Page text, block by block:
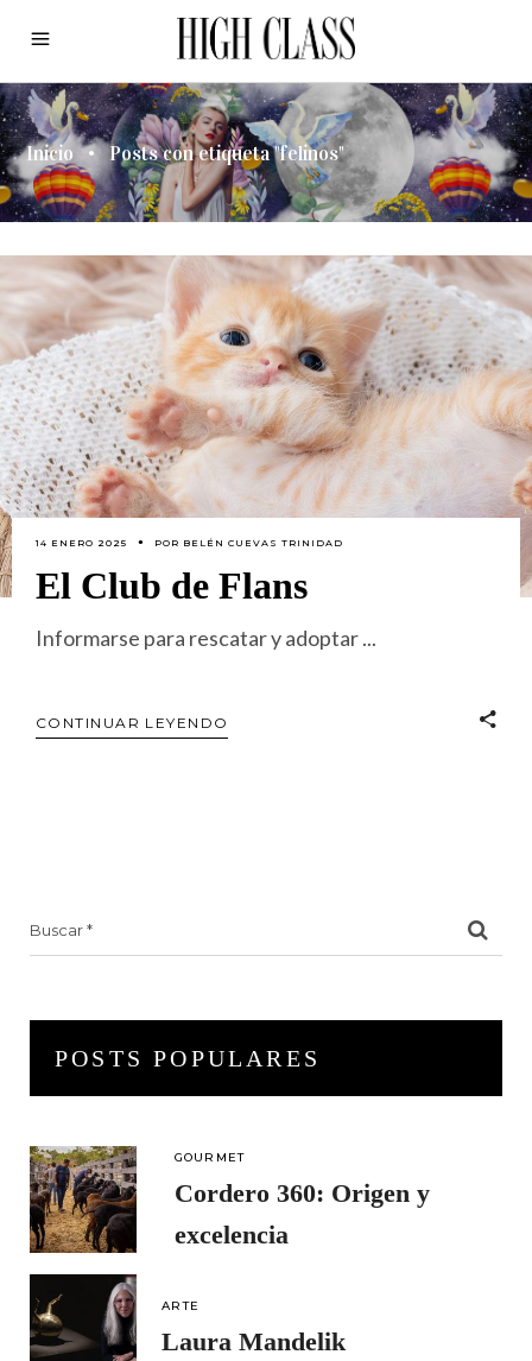
Inicio • Posts con etiqueta "felinos"
14 ENERO 2025 POR BELÉN CUEVAS TRINIDAD
El Club de Flans
Informarse para rescatar y adoptar
CONTINUAR LEYENDO
POSTS POPULARES
GOURMET
Cordero 360: Origen y
excelencia
ARTE
Laura Mandelik